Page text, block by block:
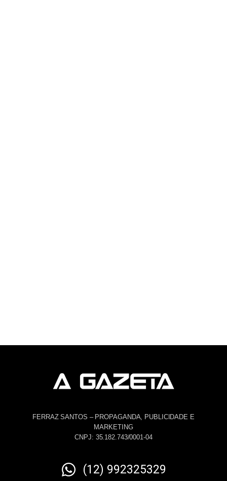
FERRAZ SANTOS – PROPAGANDA, PUBLICIDADE E
MARKETING
CNPJ: 35.182.743/0001-04
(12) 992325329